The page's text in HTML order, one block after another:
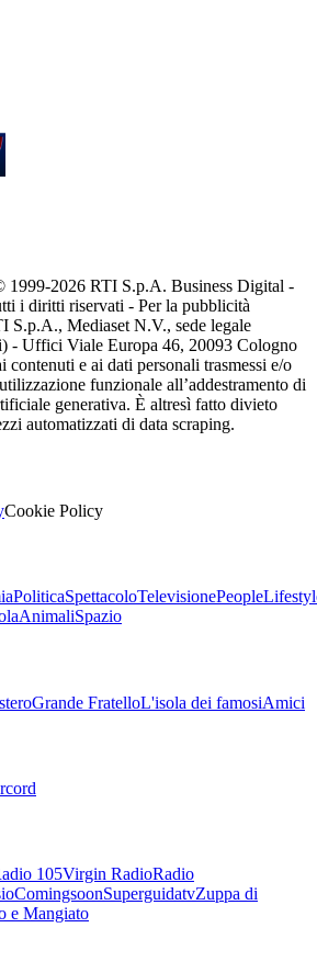
1999-2026 RTI S.p.A. Business Digital -
i diritti riservati - Per la pubblicità
S.p.A., Mediaset N.V., sede legale
- Uffici Viale Europa 46, 20093 Cologno
contenuti e ai dati personali trasmessi e/o
funzionale all’addestramento di
generativa. È altresì fatto divieto
automatizzati di data scraping.
Cookie Policy
PoliticaSpettacoloTelevisionePeople
AnimaliSpazio
Grande FratelloL'isola dei famosiAmici
105Virgin RadioRadio
ComingsoonSuperguidatvZuppa di
e Mangiato